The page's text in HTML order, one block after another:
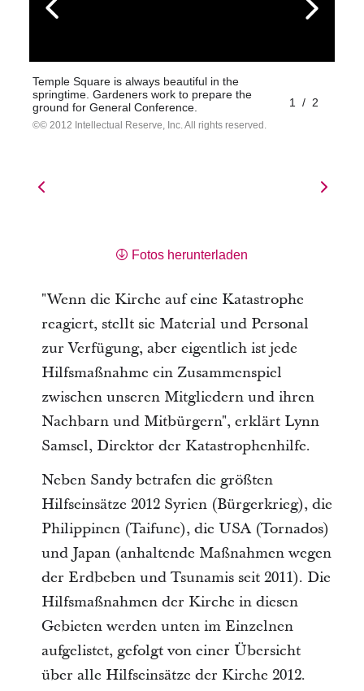
Temple Square is always beautiful in the
springtime. Gardeners work to prepare the
ground for General Conference.
© 2012 Intellectual Reserve, Inc. All rights reserved.
1 / 2
Fotos herunterladen
"Wenn die Kirche auf eine Katastrophe
reagiert, stellt sie Material und Personal
zur Verfügung, aber eigentlich ist jede
Hilfsmaßnahme ein Zusammenspiel
zwischen unseren Mitgliedern und ihren
Nachbarn und Mitbürgern", erklärt Lynn
Samsel, Direktor der Katastrophenhilfe.
Neben Sandy betrafen die größten
Hilfseinsätze 2012 Syrien (Bürgerkrieg), die
Philippinen (Taifune), die USA (Tornados)
und Japan (anhaltende Maßnahmen wegen
der Erdbeben und Tsunamis seit 2011). Die
Hilfsmaßnahmen der Kirche in diesen
Gebieten werden unten im Einzelnen
aufgelistet, gefolgt von einer Übersicht
über alle Hilfseinsätze der Kirche 2012.